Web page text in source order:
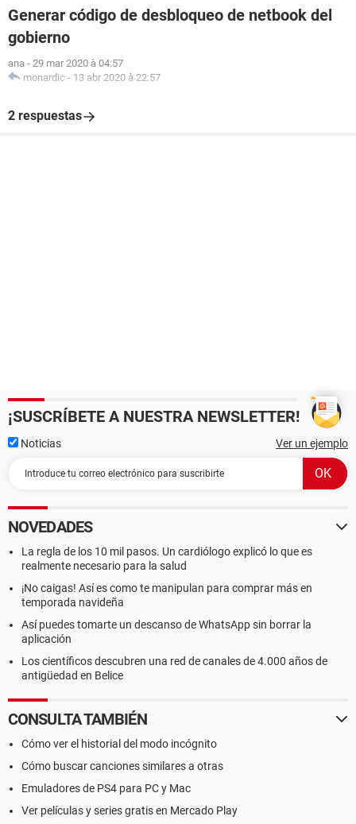
Generar código de desbloqueo de netbook del
gobierno
ana - 29 mar 2020 à 04:57
monardic - 13 abr 2020 à 22:57
2 respuestas
¡SUSCRÍBETE A NUESTRA NEWSLETTER!
Noticias Ver un ejemplo
NOVEDADES
La regla de los 10 mil pasos. Un cardiólogo explicó lo que es
realmente necesario para la salud
¡No caigas! Así es como te manipulan para comprar más en
temporada navideña
Así puedes tomarte un descanso de WhatsApp sin borrar la
aplicación
Los científicos descubren una red de canales de 4.000 años de
antigüedad en Belice
CONSULTA TAMBIÉN
Cómo ver el historial del modo incógnito
Cómo buscar canciones similares a otras
Emuladores de PS4 para PC y Mac
Ver películas y series gratis en Mercado Play